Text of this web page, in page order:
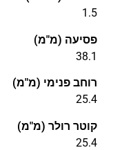
1.5
פסיעה (מ"מ)
38.1
רוחב פנימי (מ"מ)
25.4
קוטר רולר (מ"מ)
25.4